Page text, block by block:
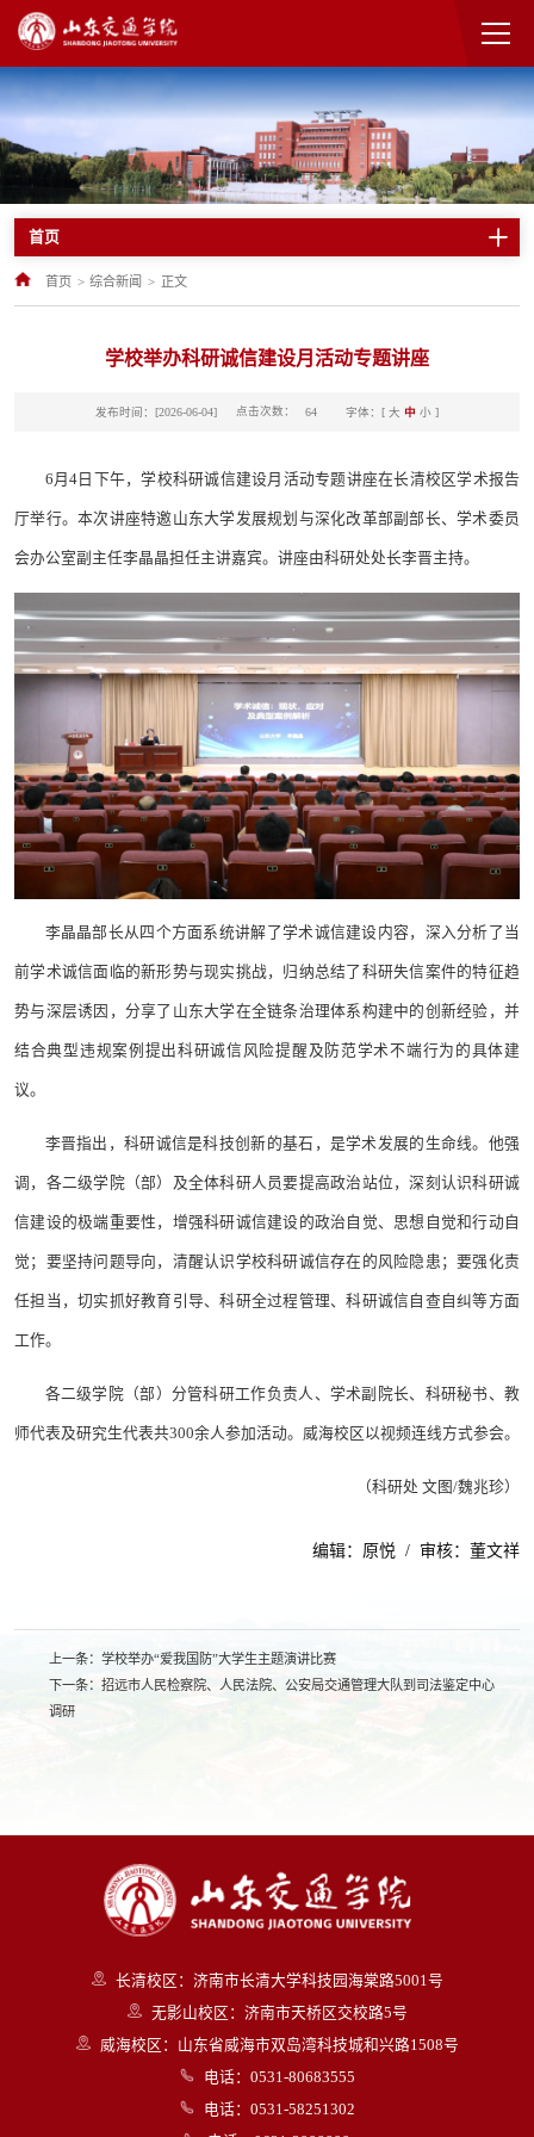
首页
首页 > 综合新闻 > 正文
学校举办科研诚信建设月活动专题讲座
发布时间：[2026-06-04] 点击次数： 64 字体：[ 大 中 小 ]
6月4日下午，学校科研诚信建设月活动专题讲座在长清校区学术报告
厅举行。本次讲座特邀山东大学发展规划与深化改革部副部长、学术委员
会办公室副主任李晶晶担任主讲嘉宾。讲座由科研处处长李晋主持。
李晶晶部长从四个方面系统讲解了学术诚信建设内容，深入分析了当
前学术诚信面临的新形势与现实挑战，归纳总结了科研失信案件的特征趋
势与深层诱因，分享了山东大学在全链条治理体系构建中的创新经验，并
结合典型违规案例提出科研诚信风险提醒及防范学术不端行为的具体建
议。
李晋指出，科研诚信是科技创新的基石，是学术发展的生命线。他强
调，各二级学院（部）及全体科研人员要提高政治站位，深刻认识科研诚
信建设的极端重要性，增强科研诚信建设的政治自觉、思想自觉和行动自
觉；要坚持问题导向，清醒认识学校科研诚信存在的风险隐患；要强化责
任担当，切实抓好教育引导、科研全过程管理、科研诚信自查自纠等方面
工作。
各二级学院（部）分管科研工作负责人、学术副院长、科研秘书、教
师代表及研究生代表共300余人参加活动。威海校区以视频连线方式参会。
（科研处 文图/魏兆珍）
编辑：原悦 / 审核：董文祥
上一条： 学校举办“爱我国防”大学生主题演讲比赛
下一条： 招远市人民检察院、人民法院、公安局交通管理大队到司法鉴定中心
调研
长清校区：济南市长清大学科技园海棠路5001号
无影山校区：济南市天桥区交校路5号
威海校区：山东省威海市双岛湾科技城和兴路1508号
电话：0531-80683555
电话：0531-58251302